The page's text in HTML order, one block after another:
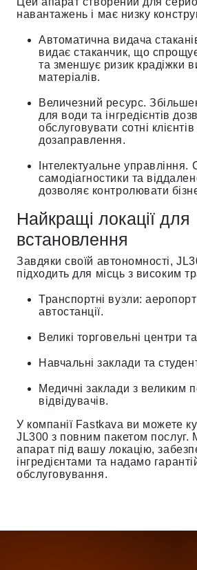
навантажень і має низку
Автоматична видача
видає стаканчик, що
та зменшує ризик крадіжки
матеріалів.
Величезний ресурс.
для води та інгредієнтів
обслуговувати сотні
дозаправлення.
Інтелектуальне управління.
самодіагностики та
дозволяє контролювати
Найкращі локації для
встановлення
Завдяки своїй автономності,
підходить для місць з високим
Транспортні вузли:
автостанції.
Великі торговельні центри
Навчальні заклади та
Медичні заклади з великим
відвідувачів.
У компанії Fastkava ви можете
JL300 з повним пакетом
апарат під вашу локацію,
інгредієнтами та надамо
обслуговування.